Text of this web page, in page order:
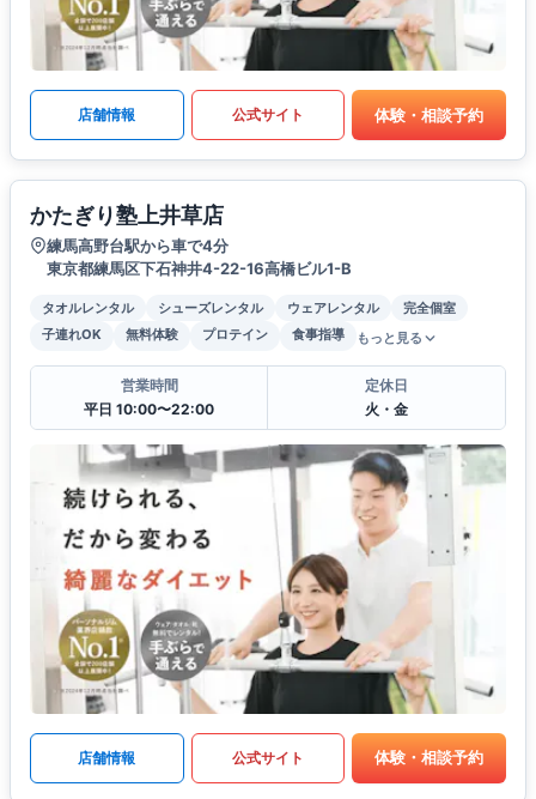
店舗情報 公式サイト 体験・相談予約
かたぎり塾上井草店
練馬高野台駅から車で4分
東京都練馬区下石神井4-22-16高橋ビル1-B
タオルレンタル シューズレンタル ウェアレンタル
完全個室
子連れOK
無料体験 プロテイン 食事指導 もっと見る
営業時間
平日 10:00〜22:00
定休日
火・金
店舗情報 公式サイト 体験・相談予約